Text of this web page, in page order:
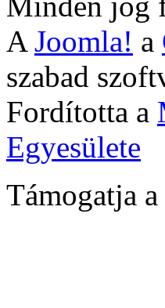
A Joomla! a
szabad
Fordította a
Egyesülete
Támogatja a